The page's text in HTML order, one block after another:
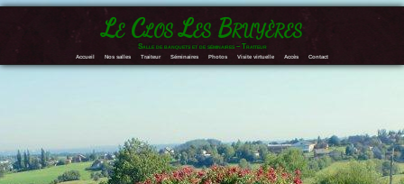
Le Clos Les Bruyères
Salle de banquets et de séminaires – Traiteur
Accueil Nos salles Traiteur Séminaires Photos Visite virtuelle Accès Contact